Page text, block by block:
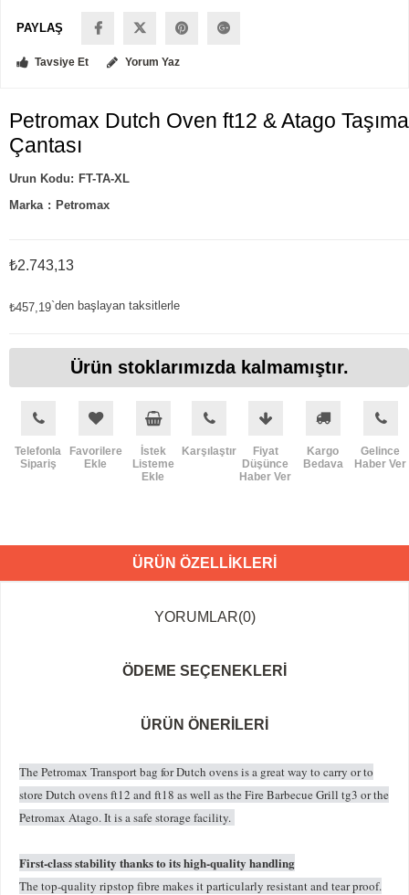
PAYLAŞ
Tavsiye Et Yorum Yaz
Petromax Dutch Oven ft12 & Atago Taşıma
Çantası
FT-TA-XL
Marka : Petromax
₺2.743,13
₺457,19`den başlayan taksitlerle
Ürün stoklarımızda kalmamıştır.
Telefonla
Sipariş
Favorilere
Ekle
İstek
Listeme
Ekle
Karşılaştır
Fiyat
Düşünce
Haber Ver
Kargo
Bedava
Gelince
Haber Ver
ÜRÜN ÖZELLIKLERI
YORUMLAR(0)
ÖDEME SEÇENEKLERI
ÜRÜN ÖNERILERI
The Petromax Transport bag for Dutch ovens is a great way to carry or to
store Dutch ovens ft12 and ft18 as well as the Fire Barbecue Grill tg3 or the
Petromax Atago. It is a safe storage facility.
First-class stability thanks to its high-quality handling
The top-quality ripstop fibre makes it particularly resistant and tear proof.